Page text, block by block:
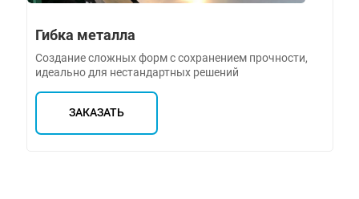
Гибка металла
Создание сложных форм с сохранением прочности,
идеально для нестандартных решений
ЗАКАЗАТЬ